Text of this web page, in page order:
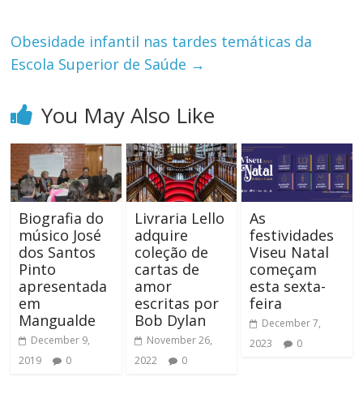
Obesidade infantil nas tardes temáticas da
Escola Superior de Saúde →
You May Also Like
Biografia do
músico José
dos Santos
Pinto
apresentada
em
Mangualde
December 9,
2019
0
Livraria Lello
adquire
coleção de
cartas de
amor
escritas por
Bob Dylan
November 26,
2022
0
As
festividades
Viseu Natal
começam
esta sexta-
feira
December 7,
2023
0